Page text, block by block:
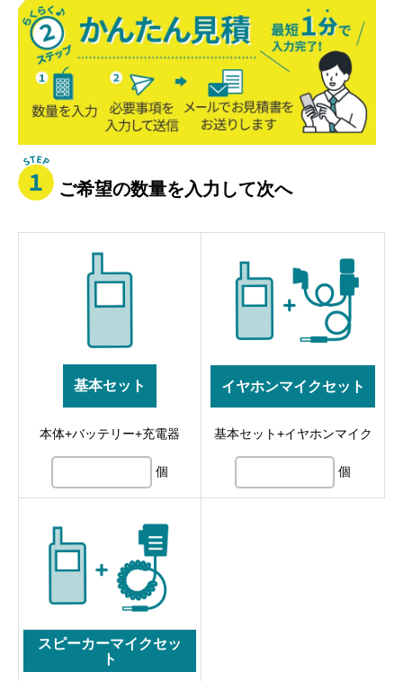
か
ん
た
ん
積
ご希望の数量を入力して次へ
基本セット
本体+バッテリー+充電器
個
イヤホンマイクセット
基本セット+イヤホンマイク
個
スピーカーマイクセッ
ト